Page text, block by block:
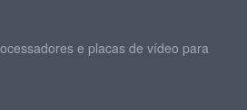
e placas de vídeo para